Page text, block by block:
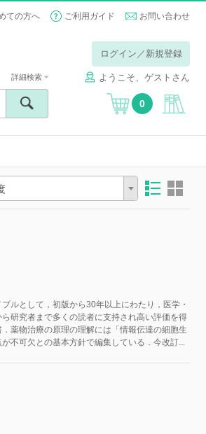
ての方へ ご利用ガイド お問い合わせ
ログイン／新規登録
ようこそ、ゲストさん
詳細検索
0
ルとして，初版から30年以上にわたり，医学・
研究者まで多くの読者に支持され高い評価を得
薬物治療の原理の理解には「情報伝達の細胞生
不可欠との基本方針で編集している．今改訂...